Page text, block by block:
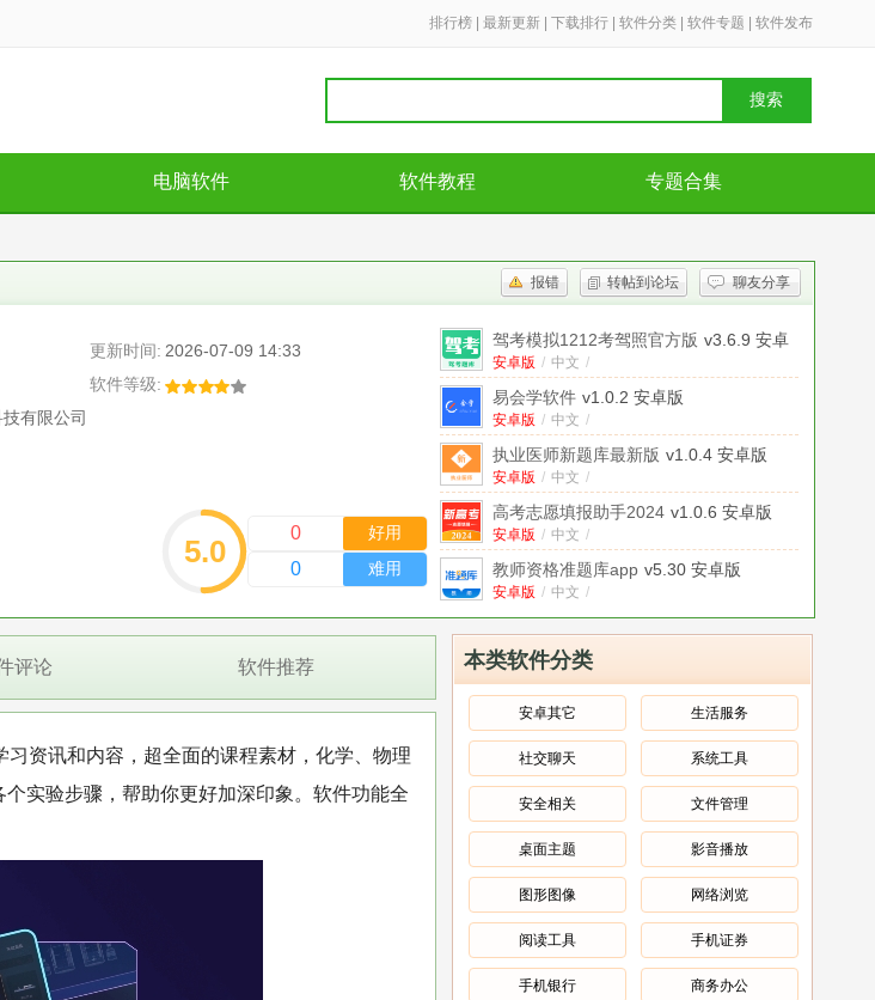
排行榜 最新更新 下载排行 软件分类 软件专题 软件发布
搜索
电脑软件 软件教程 专题合集
报错 转帖到论坛 聊友分享
更新时间: 2026-07-09 14:33
软件等级:
有限公司
5.0
0 好用
0 难用
驾考模拟1212考驾照官方版 v3.6.9 安卓
版
安卓版 / 中文 /
易会学软件 v1.0.2 安卓版
安卓版 / 中文 /
执业医师新题库最新版 v1.0.4 安卓版
安卓版 / 中文 /
高考志愿填报助手2024 v1.0.6 安卓版
安卓版 / 中文 /
教师资格准题库app v5.30 安卓版
安卓版 / 中文 /
安卓版 / 中文 /
驾照课堂官方版 v1.0.0 安卓版
安卓版 / 中文
有帆书房阅读app v1.1.0 安卓版
安卓版 / 中文
43399乐园游戏盒 v1.3 安卓版
安卓版 / 中文 /
火影搬砖 v1.0 安卓版
安卓版 / 中文 /
本类软件分类
安卓其它 生活服务
社交聊天 系统工具
安全相关 文件管理
桌面主题 影音播放
图形图像 网络浏览
阅读工具 手机证券
手机银行 商务办公
评论 软件推荐
资讯和内容，超全面的课程素材，化学、物理
实验步骤，帮助你更好加深印象。软件功能全